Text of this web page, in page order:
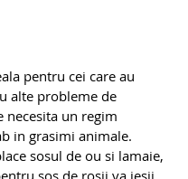
alte probleme de
necesita un regim
in grasimi animale.
sosul de ou si lamaie,
sos de rosii va iesii